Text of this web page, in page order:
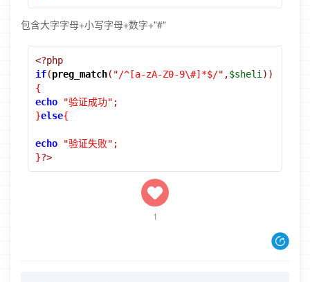
包含大字字母+小写字母+数字+"#"
<?php
if(preg_match( "/^[a-zA-Z0-9\#]*$/" ,$sheli ))
{
echo
"验证成功" ;
}else{
echo "验证失败" ;
}?>
1